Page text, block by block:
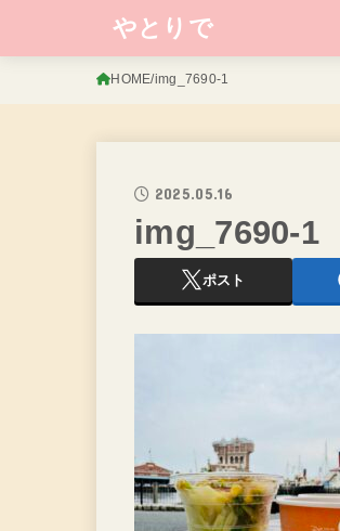
やとりで
HOME img_7690-1
2025.05.16
img_7690-1
ポスト